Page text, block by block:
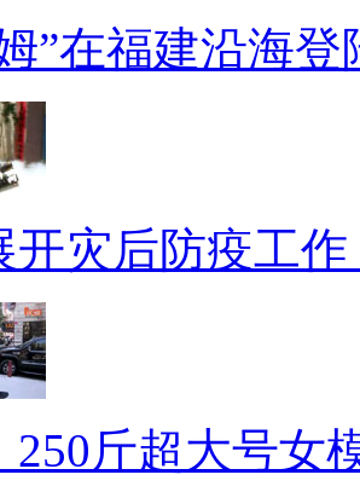
7月23日，北京地铁
纷纷呼吁：北京老
北京地铁有关负责
处，一名女乘客昏
乘客发生接触。7时
跳下站台，列车进
量大增，工作人员及
在安全隐患！！涨
。而从日前北京市
”在福建沿海
开灾后防疫工
250斤超大号女